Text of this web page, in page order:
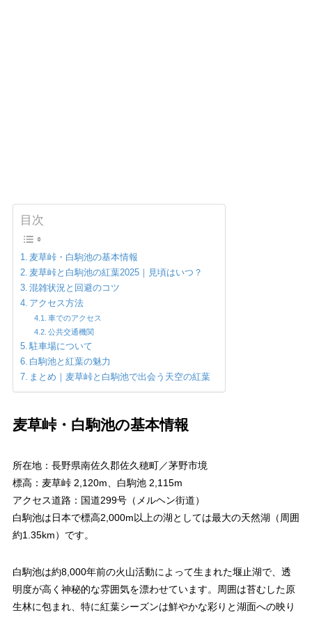
目次
麦草峠・白駒池の基本情報
麦草峠と白駒池の紅葉2025｜見頃はいつ？
混雑状況と回避のコツ
アクセス方法
車でのアクセス
公共交通機関
駐車場について
白駒池と紅葉の魅力
まとめ｜麦草峠と白駒池で出会う天空の紅葉
麦草峠・白駒池の基本情報
所在地：長野県南佐久郡佐久穂町／茅野市境
標高：麦草峠 2,120m、白駒池 2,115m
アクセス道路：国道299号（メルヘン街道）
白駒池は日本で標高2,000m以上の湖としては最大の天然湖（周囲
約1.35km）です。
白駒池は約8,000年前の火山活動によって生まれた堰止湖で、透
明度が高く神秘的な雰囲気を漂わせています。周囲は苔むした原
生林に包まれ、特に紅葉シーズンは鮮やかな彩りと湖面への映り